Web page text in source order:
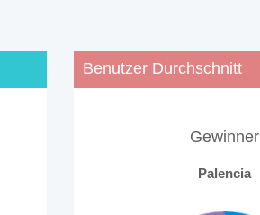
Benutzer Durchschnitt
Gewinner
Palencia